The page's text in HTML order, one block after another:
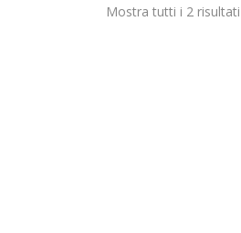
Mostra tutti i 2 risultati